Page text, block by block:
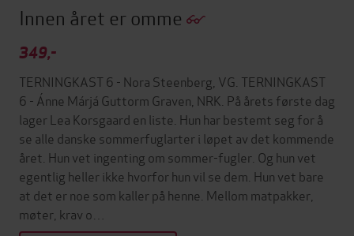
Innen året er omme
349,-
TERNINGKAST 6 - Nora Steenberg, VG. TERNINGKAST
6 - Ánne Márjá Guttorm Graven, NRK. På årets første dag
lager Lea Korsgaard en liste. Hun har bestemt seg for å
se alle danske sommerfuglarter i løpet av det kommende
året. Hun vet ingenting om sommer-fugler. Og hun vet
egentlig heller ikke hvorfor hun vil se dem. Hun vet bare
at det er noe som kaller på henne. Mellom matpakker,
møter, krav o…